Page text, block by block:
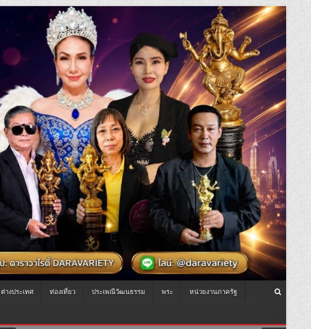
ต่างประเทศ ท่องเที่ยว ประเพณีวัฒนธรรม พระ หน่วยงานภาครัฐ